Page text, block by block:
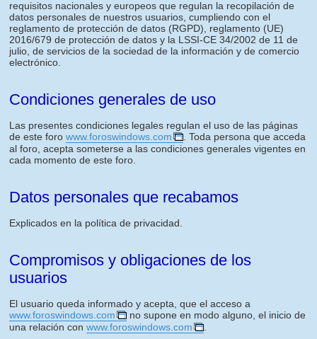
requisitos nacionales y europeos que regulan la recopilación de
datos personales de nuestros usuarios, cumpliendo con el
reglamento de protección de datos (RGPD), reglamento (UE)
2016/679 de protección de datos y la LSSI-CE 34/2002 de 11 de
julio, de servicios de la sociedad de la información y de comercio
electrónico.
Condiciones generales de uso
Las presentes condiciones legales regulan el uso de las páginas
de este foro www.foroswindows.com
. Toda persona que acceda
al foro, acepta someterse a las condiciones generales vigentes en
cada momento de este foro.
Datos personales que recabamos
Explicados en la política de privacidad.
Compromisos y obligaciones de los
usuarios
El usuario queda informado y acepta, que el acceso a
www.foroswindows.com
no supone en modo alguno, el inicio de
una relación con www.foroswindows.com